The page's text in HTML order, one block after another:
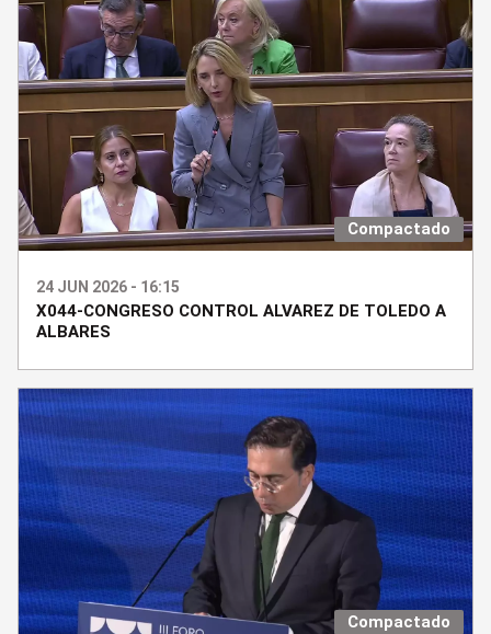
Compactado
24 JUN 2026 - 16:15
X044-CONGRESO CONTROL ALVAREZ DE TOLEDO A
ALBARES
Compactado